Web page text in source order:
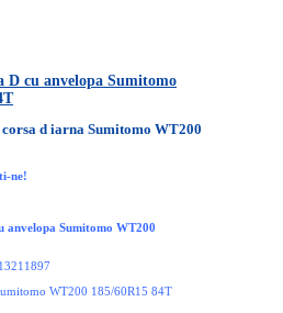
cu anvelopa Sumitomo
corsa d iarna Sumitomo WT200
ne!
Sumitomo WT200
13211897
WT200 185/60R15 84T